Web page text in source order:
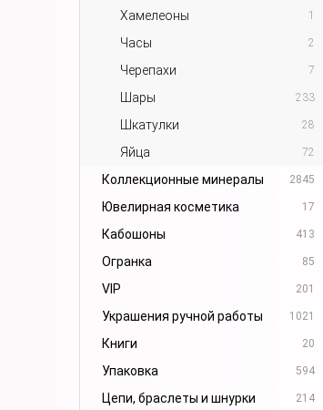
Хамелеоны 1
Часы 2
Черепахи 7
Шары 233
Шкатулки 28
Яйца 72
Коллекционные минералы 2845
Ювелирная косметика 17
Кабошоны 413
Огранка 85
VIP 201
Украшения ручной работы 1021
Книги 20
Упаковка 594
Цепи, браслеты и шнурки 214